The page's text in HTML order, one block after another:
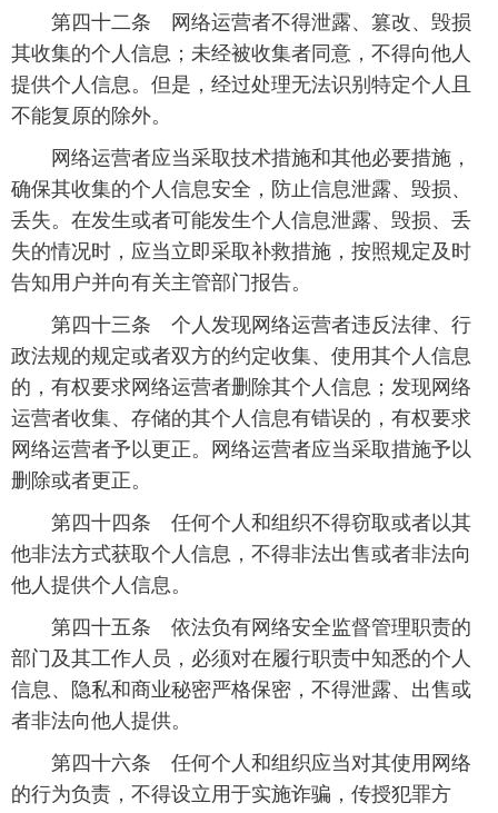
第四十二条 网络运营者不得泄露、篡改、毁损
其收集的个人信息；未经被收集者同意，不得向他人
提供个人信息。但是，经过处理无法识别特定个人且
不能复原的除外。
网络运营者应当采取技术措施和其他必要措施，
确保其收集的个人信息安全，防止信息泄露、毁损、
丢失。在发生或者可能发生个人信息泄露、毁损、丢
失的情况时，应当立即采取补救措施，按照规定及时
告知用户并向有关主管部门报告。
第四十三条 个人发现网络运营者违反法律、行
政法规的规定或者双方的约定收集、使用其个人信息
的，有权要求网络运营者删除其个人信息；发现网络
运营者收集、存储的其个人信息有错误的，有权要求
网络运营者予以更正。网络运营者应当采取措施予以
删除或者更正。
第四十四条 任何个人和组织不得窃取或者以其
他非法方式获取个人信息，不得非法出售或者非法向
他人提供个人信息。
第四十五条 依法负有网络安全监督管理职责的
部门及其工作人员，必须对在履行职责中知悉的个人
信息、隐私和商业秘密严格保密，不得泄露、出售或
者非法向他人提供。
第四十六条 任何个人和组织应当对其使用网络
的行为负责，不得设立用于实施诈骗，传授犯罪方